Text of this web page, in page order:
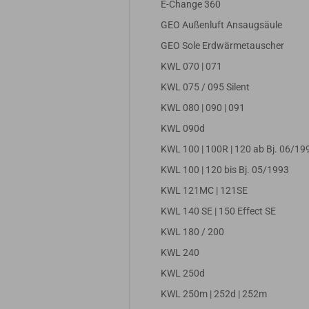
E-Change 360
GEO Außenluft Ansaugsäule
GEO Sole Erdwärmetauscher
KWL 070 | 071
KWL 075 / 095 Silent
KWL 080 | 090 | 091
KWL 090d
KWL 100 | 100R | 120 ab Bj. 06/
KWL 100 | 120 bis Bj. 05/1993
KWL 121MC | 121SE
KWL 140 SE | 150 Effect SE
KWL 180 / 200
KWL 240
KWL 250d
KWL 250m | 252d | 252m